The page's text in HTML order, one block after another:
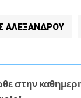
ΑΛΕΞΆΝΔΡΟΥ